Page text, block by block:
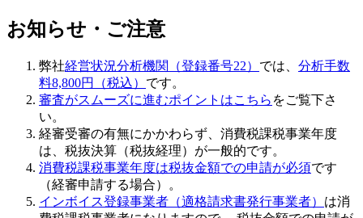
お知らせ・ご注意
弊社経営状況分析機関（登録番号22） では、 分析手数
料8,800円（税込） です。
審査がスムーズに進むポイントはこちら をご覧下さ
い。
経審受審の有無にかかわらず、 消費税課税事業年度
は、税抜決算（税抜経理）が一般的です。
消費税課税事業年度は税抜金額での申請が必須です
（経審申請する場合）。
インボイス登録事業者（適格請求書発行事業者） は消